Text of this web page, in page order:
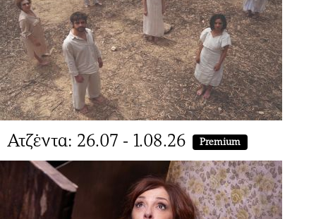
Ατζέντα: 26.07 - 1.08.26 Premium